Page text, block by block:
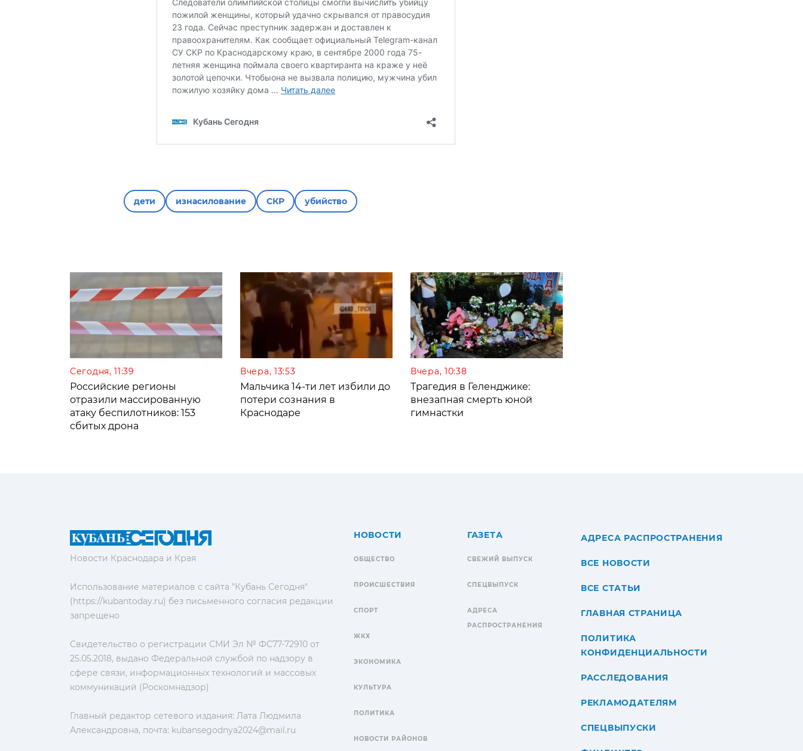
дети изнасилование СКР убийство
Сегодня, 11:39
Российские регионы
отразили массированную
атаку беспилотников: 153
сбитых дрона
Вчера, 13:53
Мальчика 14-ти лет избили до
потери сознания в
Краснодаре
Вчера, 10:38
Трагедия в Геленджике:
внезапная смерть юной
гимнастки
Новости Краснодара и Края
Использование материалов с сайта "Кубань Сегодня"
(https://kubantoday.ru) без письменного согласия редакции
запрещено
Свидетельство о регистрации СМИ Эл № ФС77-72910 от
25.05.2018, выдано Федеральной службой по надзору в
сфере связи, информационных технологий и массовых
коммуникаций (Роскомнадзор)
Главный редактор сетевого издания: Лата Людмила
Александровна, почта: kubansegodnya2024@mail.ru
НОВОСТИ
ОБЩЕСТВО
ПРОИСШЕСТВИЯ
СПОРТ
ЖКХ
ЭКОНОМИКА
КУЛЬТУРА
ПОЛИТИКА
НОВОСТИ РАЙОНОВ
ГАЗЕТА
СВЕЖИЙ ВЫПУСК
СПЕЦВЫПУСК
АДРЕСА
РАСПРОСТРАНЕНИЯ
АДРЕСА РАСПРОСТРАНЕНИЯ
ВСЕ НОВОСТИ
ВСЕ СТАТЬИ
ГЛАВНАЯ СТРАНИЦА
ПОЛИТИКА
КОНФИДЕНЦИАЛЬНОСТИ
РАССЛЕДОВАНИЯ
РЕКЛАМОДАТЕЛЯМ
СПЕЦВЫПУСКИ